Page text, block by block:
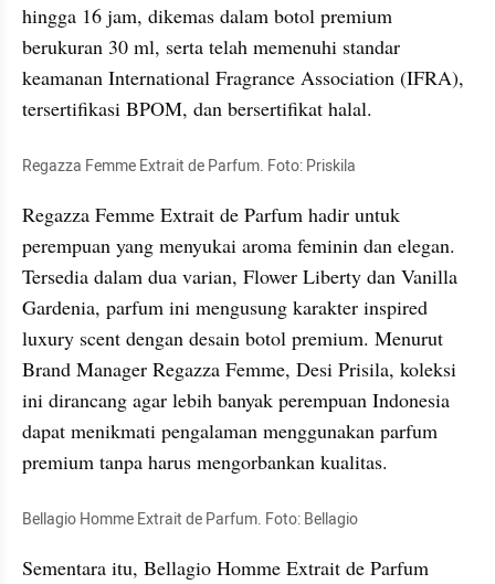
hingga 16 jam, dikemas dalam botol premium
berukuran 30 ml, serta telah memenuhi standar
keamanan International Fragrance Association (IFRA),
tersertifikasi BPOM, dan bersertifikat halal.
Regazza Femme Extrait de Parfum. Foto: Priskila
Regazza Femme Extrait de Parfum hadir untuk
perempuan yang menyukai aroma feminin dan elegan.
Tersedia dalam dua varian, Flower Liberty dan Vanilla
Gardenia, parfum ini mengusung karakter inspired
luxury scent dengan desain botol premium. Menurut
Brand Manager Regazza Femme, Desi Prisila, koleksi
ini dirancang agar lebih banyak perempuan Indonesia
dapat menikmati pengalaman menggunakan parfum
premium tanpa harus mengorbankan kualitas.
Bellagio Homme Extrait de Parfum. Foto: Bellagio
Sementara itu, Bellagio Homme Extrait de Parfum